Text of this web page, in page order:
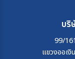
บริ
99/
แขวงออเ